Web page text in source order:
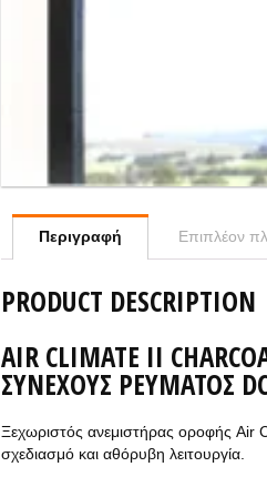
Περιγραφή Επιπλέον
PRODUCT DESCRIPTION
AIR CLIMATE II
ΣΥΝΕΧΟΎΣ ΡΕΎΜΑΤΟΣ
Ξεχωριστός ανεμιστήρας οροφής Air
σχεδιασμό και αθόρυβη λειτουργία.